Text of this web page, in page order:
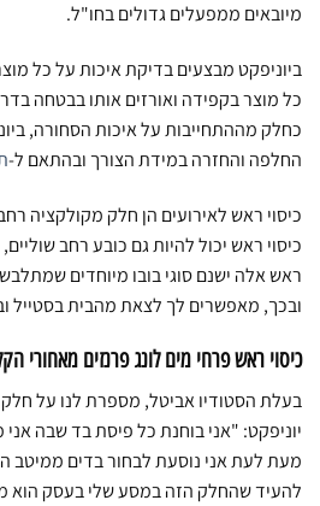
מיובאים ממפעלים גדולים בחו"ל.
ביוניפקט מבצעים בדיקת איכות על כל
כל מוצר בקפידה ואורזים אותו בבטחה
כחלק מההתחייבות על איכות הסחורה,
החלפה והחזרה במידת הצורך ובהתאם ל-
כיסוי ראש לאירועים הן חלק מקולקציה
כיסוי ראש יכול להיות גם כובע רחב
ראש אלה ישנם סוגי בובו מיוחדים
ובכך, מאפשרים לך לצאת מהבית בסטייל
כיסוי ראש פרחי מים לונג פרנזים מאחורי
בעלת הסטודיו אביטל, מספרת לנו על
יוניפקט: "אני בוחנת כל פיסת בד שבה
מעת לעת אני נוסעת לבחור בדים ממיטב
להעיד שהחלק הזה במסע שלי בעסק הוא